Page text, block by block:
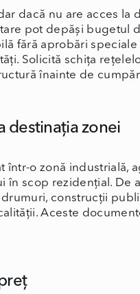
dacă nu are acces la
pot depăși bugetul
fără aprobări speciale
Solicită schița
înainte de
destinația zonei
într-o zonă industrială,
în scop rezidențial. De
construcții
Aceste